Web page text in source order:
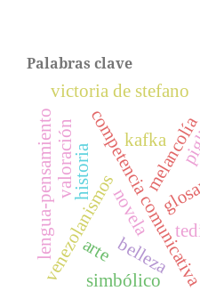
Palabras clave
competencia
venezolanismosnovela
victoria de stefano
lengua-pensamiento kafka
belleza
simbólico
historia
valoración
arte